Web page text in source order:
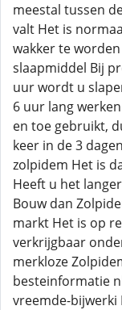
meestal tussen
valt Het is
wakker te
slaapmiddel Bij
uur wordt u
6 uur lang
en toe gebruikt,
keer in de 3
zolpidem Het is
Heeft u het
Bouw dan
markt Het is op
verkrijgbaar
merkloze
besteinformatie
vreemde-bijwerki